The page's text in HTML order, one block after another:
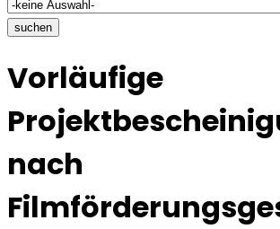
suchen
Vorläufige
nach